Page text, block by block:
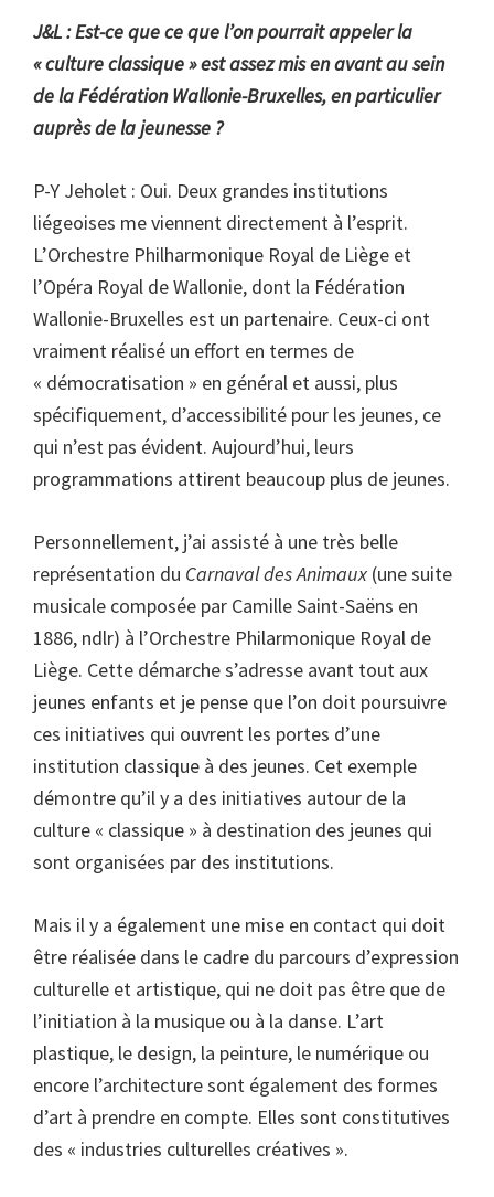
J&L : Est-ce que ce que l’on pourrait appeler la
« culture classique » est assez mis en avant au sein
de la Fédération Wallonie-Bruxelles, en particulier
auprès de la jeunesse ?
P-Y Jeholet : Oui. Deux grandes institutions
liégeoises me viennent directement à l’esprit.
L’Orchestre Philharmonique Royal de Liège et
l’Opéra Royal de Wallonie, dont la Fédération
Wallonie-Bruxelles est un partenaire. Ceux-ci ont
vraiment réalisé un effort en termes de
« démocratisation » en général et aussi, plus
spécifiquement, d’accessibilité pour les jeunes, ce
qui n’est pas évident. Aujourd’hui, leurs
programmations attirent beaucoup plus de jeunes.
Personnellement, j’ai assisté à une très belle
représentation du Carnaval des Animaux (une suite
musicale composée par Camille Saint-Saëns en
1886, ndlr) à l’Orchestre Philarmonique Royal de
Liège. Cette démarche s’adresse avant tout aux
jeunes enfants et je pense que l’on doit poursuivre
ces initiatives qui ouvrent les portes d’une
institution classique à des jeunes. Cet exemple
démontre qu’il y a des initiatives autour de la
culture « classique » à destination des jeunes qui
sont organisées par des institutions.
Mais il y a également une mise en contact qui doit
être réalisée dans le cadre du parcours d’expression
culturelle et artistique, qui ne doit pas être que de
l’initiation à la musique ou à la danse. L’art
plastique, le design, la peinture, le numérique ou
encore l’architecture sont également des formes
d’art à prendre en compte. Elles sont constitutives
des « industries culturelles créatives ».